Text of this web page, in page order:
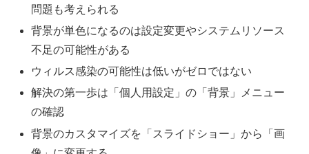
問題も考えられる
背景が単色になるのは設定変更やシステムリソース
不足の可能性がある
ウィルス感染の可能性は低いがゼロではない
解決の第一歩は「個人用設定」の「背景」メニュー
の確認
背景のカスタマイズを「スライドショー」から「画